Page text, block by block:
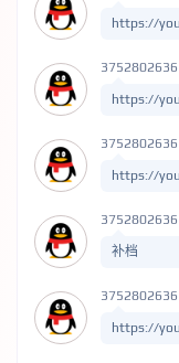
https://
3752802636
https://
3752802636
https://
3752802636
补档
3752802636
https://